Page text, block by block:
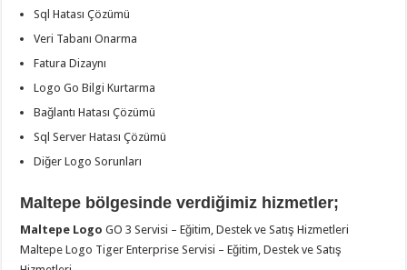
Sql Hatası Çözümü
Veri Tabanı Onarma
Fatura Dizaynı
Logo Go Bilgi Kurtarma
Bağlantı Hatası Çözümü
Sql Server Hatası Çözümü
Diğer Logo Sorunları
Maltepe bölgesinde verdiğimiz hizmetler;
Maltepe Logo GO 3 Servisi – Eğitim, Destek ve Satış Hizmetleri
Maltepe Logo Tiger Enterprise Servisi – Eğitim, Destek ve Satış